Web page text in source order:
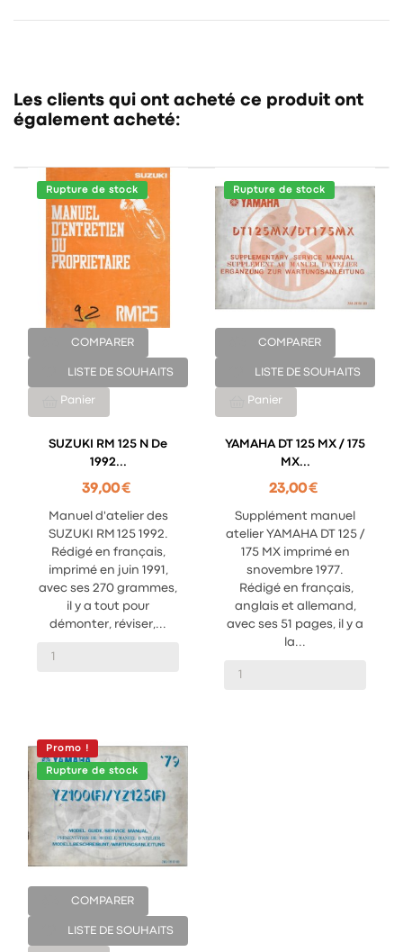
Les clients qui ont acheté ce produit ont
également acheté:
Rupture de stock
COMPARER
LISTE DE SOUHAITS
Panier
SUZUKI RM 125 N De
1992...
39,00 €
Manuel d'atelier des
SUZUKI RM 125 1992.
Rédigé en français,
imprimé en juin 1991,
avec ses 270 grammes,
il y a tout pour
démonter, réviser,...
Rupture de stock
COMPARER
LISTE DE SOUHAITS
Panier
YAMAHA DT 125 MX / 175
MX...
23,00 €
Supplément manuel
atelier YAMAHA DT 125 /
175 MX imprimé en
snovembre 1977.
Rédigé en français,
anglais et allemand,
avec ses 51 pages, il y a
la...
Promo !
Rupture de stock
COMPARER
LISTE DE SOUHAITS